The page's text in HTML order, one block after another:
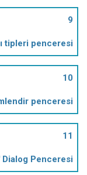
9
tipleri penceresi
10
penceresi
11
Dialog Penceresi